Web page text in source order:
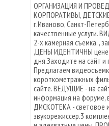
ОРГАНИЗАЦИЯ И
КОРПОРАТИВЫ,
г.Иваново, Санкт-
качественные услуги.
2-х камерная съемка. ,
,ЦЕНЫ ИДЕНТИЧНЫ цене
дня.Заходите на сайт и
Предлагаем
короткометражных
сайте. ВЕДУЩИЕ - на
информация на
ДИСКОТЕКА - световое
звукорежиссер.3